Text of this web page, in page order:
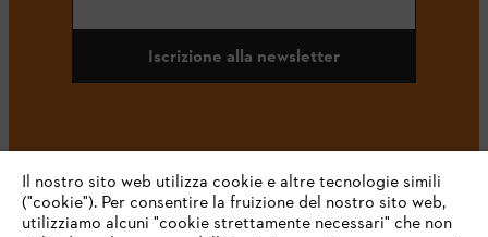
Iscrizione alla newsletter
#STIHL
Il nostro sito web utilizza cookie e altre tecnologie simili
("cookie"). Per consentire la fruizione del nostro sito web,
utilizziamo alcuni "cookie strettamente necessari" che non